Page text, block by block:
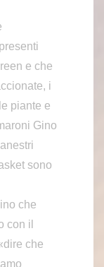
e che
i
piante e
Gino
sono
che
con il
che